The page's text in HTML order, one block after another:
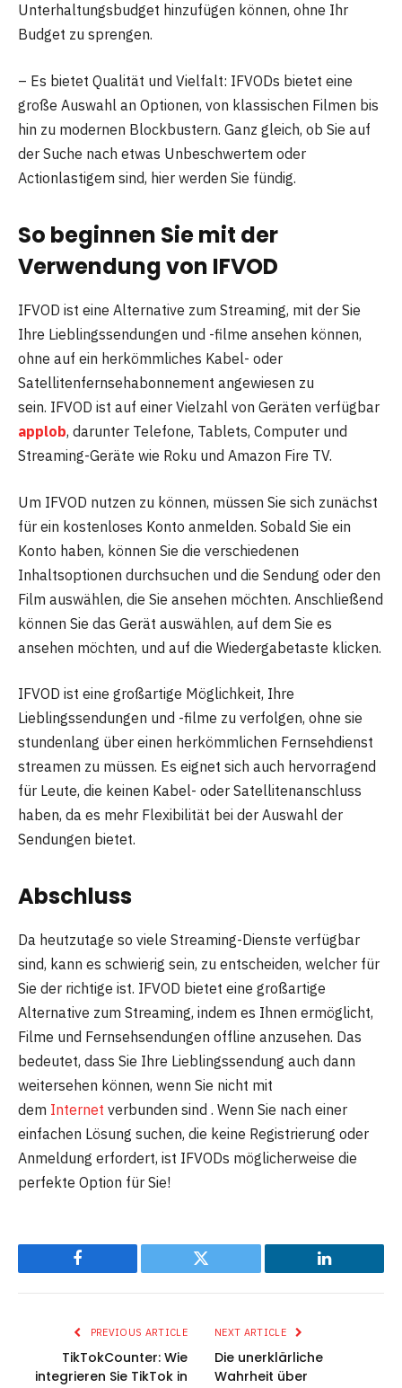
Unterhaltungsbudget hinzufügen können, ohne Ihr
Budget zu sprengen.
– Es bietet Qualität und Vielfalt: IFVODs bietet eine
große Auswahl an Optionen, von klassischen Filmen bis
hin zu modernen Blockbustern. Ganz gleich, ob Sie auf
der Suche nach etwas Unbeschwertem oder
Actionlastigem sind, hier werden Sie fündig.
So beginnen Sie mit der
Verwendung von IFVOD
IFVOD ist eine Alternative zum Streaming, mit der Sie
Ihre Lieblingssendungen und -filme ansehen können,
ohne auf ein herkömmliches Kabel- oder
Satellitenfernsehabonnement angewiesen zu
sein. IFVOD ist auf einer Vielzahl von Geräten verfügbar
applob, darunter Telefone, Tablets, Computer und
Streaming-Geräte wie Roku und Amazon Fire TV.
Um IFVOD nutzen zu können, müssen Sie sich zunächst
für ein kostenloses Konto anmelden. Sobald Sie ein
Konto haben, können Sie die verschiedenen
Inhaltsoptionen durchsuchen und die Sendung oder den
Film auswählen, die Sie ansehen möchten. Anschließend
können Sie das Gerät auswählen, auf dem Sie es
ansehen möchten, und auf die Wiedergabetaste klicken.
IFVOD ist eine großartige Möglichkeit, Ihre
Lieblingssendungen und -filme zu verfolgen, ohne sie
stundenlang über einen herkömmlichen Fernsehdienst
streamen zu müssen. Es eignet sich auch hervorragend
für Leute, die keinen Kabel- oder Satellitenanschluss
haben, da es mehr Flexibilität bei der Auswahl der
Sendungen bietet.
Abschluss
Da heutzutage so viele Streaming-Dienste verfügbar
sind, kann es schwierig sein, zu entscheiden, welcher für
Sie der richtige ist. IFVOD bietet eine großartige
Alternative zum Streaming, indem es Ihnen ermöglicht,
Filme und Fernsehsendungen offline anzusehen. Das
bedeutet, dass Sie Ihre Lieblingssendung auch dann
weitersehen können, wenn Sie nicht mit
dem Internet verbunden sind . Wenn Sie nach einer
einfachen Lösung suchen, die keine Registrierung oder
Anmeldung erfordert, ist IFVODs möglicherweise die
perfekte Option für Sie!
Facebook Twitter LinkedIn
PREVIOUS ARTICLE
TikTokCounter: Wie
integrieren Sie TikTok in
NEXT ARTICLE
Die unerklärliche
Wahrheit über